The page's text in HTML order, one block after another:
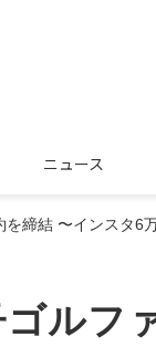
ニュース
締結 〜インスタ6
ルフ